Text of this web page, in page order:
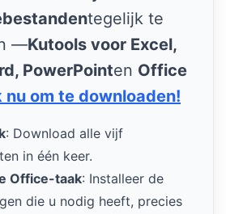
tegelijk te
—Kutools voor Excel,
PowerPointen Office
nu om te downloaden!
: Download alle vijf
in één keer.
Office-taak: Installeer de
die u nodig heeft, precies